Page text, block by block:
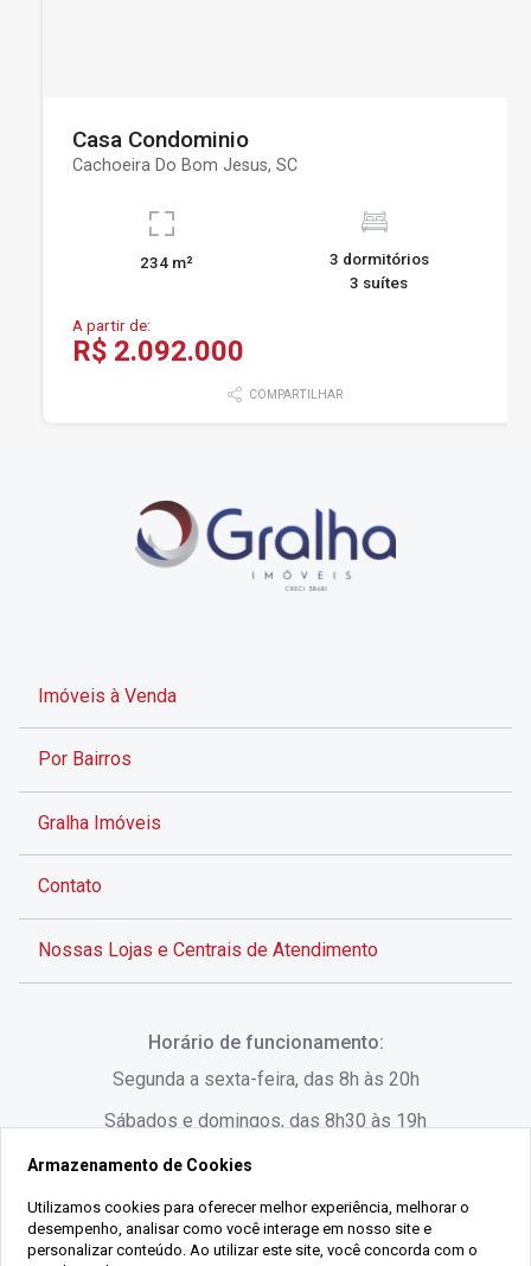
Casa Condominio
Cachoeira Do Bom Jesus, SC
234 m²
3 dormitórios
3 suítes
A partir de:
R$ 2.092.000
COMPARTILHAR
Imóveis à Venda
Por Bairros
Gralha Imóveis
Contato
Nossas Lojas e Centrais de Atendimento
Rua Lauro Linhares, 1080 - Trindade, Florianópolis -
SC
(48) 3220-1045
Horário de funcionamento:
Segunda a sexta-feira, das 8h às 20h
Sábados e domingos, das 8h30 às 19h
Armazenamento de Cookies
Utilizamos cookies para oferecer melhor experiência, melhorar o
desempenho, analisar como você interage em nosso site e
personalizar conteúdo. Ao utilizar este site, você concorda com o